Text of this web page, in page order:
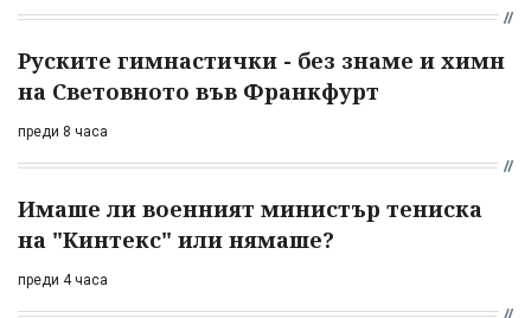
Руските гимнастички - без знаме и химн
на Световното във Франкфурт
преди 8 часа
Имаше ли военният министър тениска
на "Кинтекс" или нямаше?
преди 4 часа